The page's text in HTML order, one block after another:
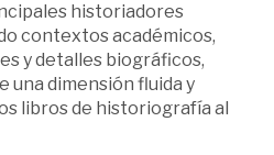
historiadores
contextos académicos,
y detalles biográficos,
una dimensión fluida y
libros de historiografía al